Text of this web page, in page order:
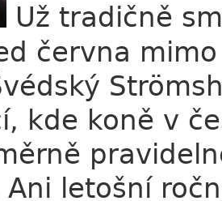
Už tradičně
června
kde koně v
Ani letošní